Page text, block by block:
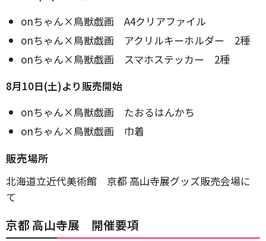
onちゃん×鳥獣戯画 A4クリアファイル
onちゃん×鳥獣戯画 アクリルキーホルダー 2種
onちゃん×鳥獣戯画 スマホステッカー 2種
8月10日(土)より販売開始
onちゃん×鳥獣戯画 たおるはんかち
onちゃん×鳥獣戯画 巾着
販売場所
北海道立近代美術館 京都 高山寺展グッズ販売会場に
て
京都 高山寺展 開催要項